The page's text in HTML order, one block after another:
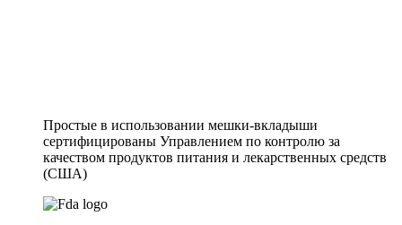
Простые в использовании мешки-вкладыши
сертифицированы Управлением по контролю за
качеством продуктов питания и лекарственных средств
(США)